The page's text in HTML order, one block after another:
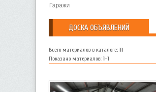
Гаражи
ДОСКА ОБЪЯВЛЕНИЙ
Всего материалов в каталоге: 11
Показано материалов: 1-1